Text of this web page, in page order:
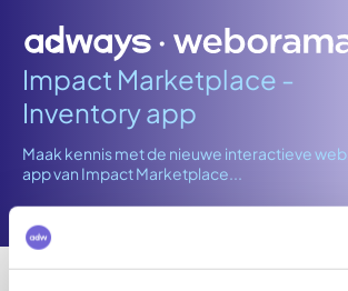
Impact Marketplace -
Inventory app
Maak kennis met de nieuwe interactieve web
app van Impact Marketplace...
Impact Marketplace App